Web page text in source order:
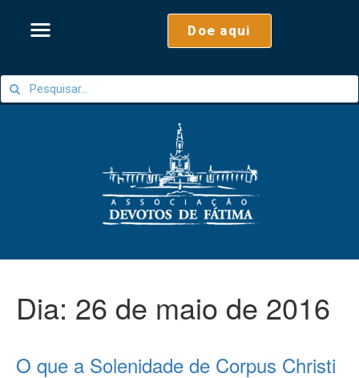
Doe aqui
Dia: 26 de maio de 2016
O que a Solenidade de Corpus Christi